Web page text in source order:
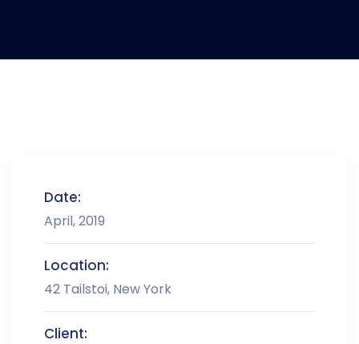
Date:
April, 2019
Location:
42 Tailstoi, New York
Client: